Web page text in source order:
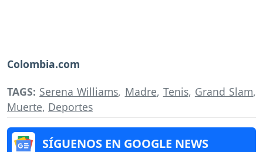
Colombia.com
TAGS: Serena Williams, Madre, Tenis, Grand Slam,
Muerte, Deportes
SÍGUENOS EN GOOGLE NEWS